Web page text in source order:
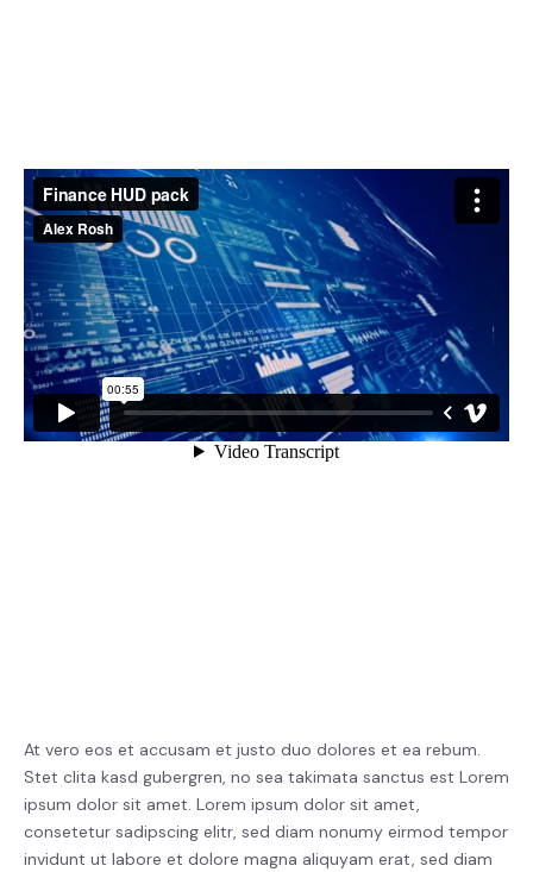
At vero eos et accusam et justo duo dolores et ea rebum.
Stet clita kasd gubergren, no sea takimata sanctus est Lorem
ipsum dolor sit amet. Lorem ipsum dolor sit amet,
consetetur sadipscing elitr, sed diam nonumy eirmod tempor
invidunt ut labore et dolore magna aliquyam erat, sed diam